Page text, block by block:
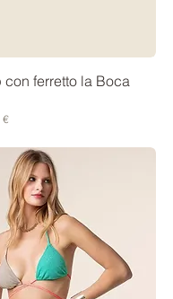
con ferretto la Boca
scontato
€